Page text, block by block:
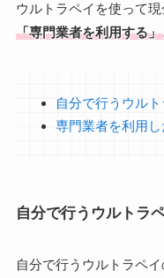
ウルトラペイを使って現
「専門業者を利用する
自分で行うウル
専門業者を利用
自分で行うウルトラ
自分で行うウルトラペ